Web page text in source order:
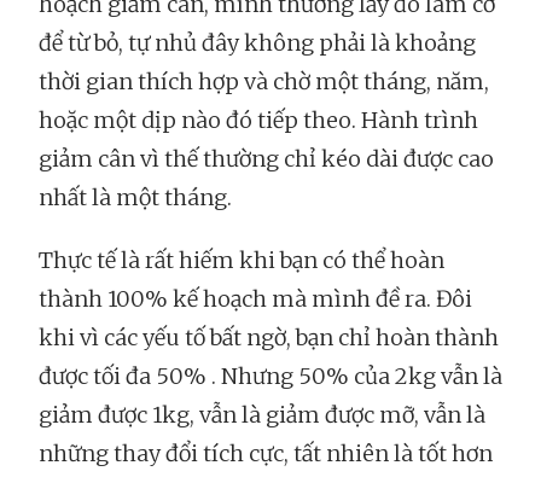
để từ bỏ, tự nhủ đây không phải là khoảng
thời gian thích hợp và chờ một tháng, năm,
hoặc một dịp nào đó tiếp theo. Hành trình
giảm cân vì thế thường chỉ kéo dài được cao
nhất là một tháng.
Thực tế là rất hiếm khi bạn có thể hoàn
thành 100% kế hoạch mà mình đề ra. Đôi
khi vì các yếu tố bất ngờ, bạn chỉ hoàn thành
được tối đa 50% . Nhưng 50% của 2kg vẫn là
giảm được 1kg, vẫn là giảm được mỡ, vẫn là
những thay đổi tích cực, tất nhiên là tốt hơn